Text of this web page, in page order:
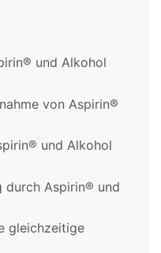
und Alkohol
von Aspirin®
und Alkohol
durch Aspirin® und
gleichzeitige